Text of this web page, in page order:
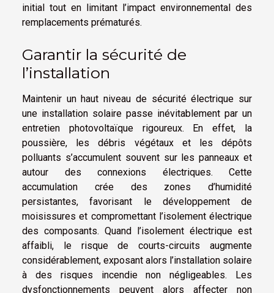
initial tout en limitant l’impact environnemental des
remplacements prématurés.
Garantir la sécurité de
l’installation
Maintenir un haut niveau de sécurité électrique sur
une installation solaire passe inévitablement par un
entretien photovoltaïque rigoureux. En effet, la
poussière, les débris végétaux et les dépôts
polluants s’accumulent souvent sur les panneaux et
autour des connexions électriques. Cette
accumulation crée des zones d’humidité
persistantes, favorisant le développement de
moisissures et compromettant l’isolement électrique
des composants. Quand l’isolement électrique est
affaibli, le risque de courts-circuits augmente
considérablement, exposant alors l’installation solaire
à des risques incendie non négligeables. Les
dysfonctionnements peuvent alors affecter non